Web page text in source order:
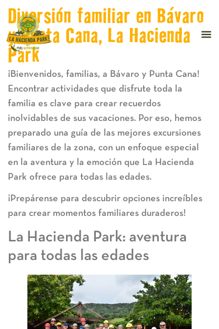
Diversión familiar en Bávaro
y Punta Cana, La Hacienda
Park
¡Bienvenidos, familias, a Bávaro y Punta Cana!
Encontrar actividades que disfrute toda la
familia es clave para crear recuerdos
inolvidables de sus vacaciones. Por eso, hemos
preparado una guía de las mejores excursiones
familiares de la zona, con un enfoque especial
en la aventura y la emoción que La Hacienda
Park ofrece para todas las edades.
¡Prepárense para descubrir opciones increíbles
para crear momentos familiares duraderos!
La Hacienda Park: aventura
para todas las edades